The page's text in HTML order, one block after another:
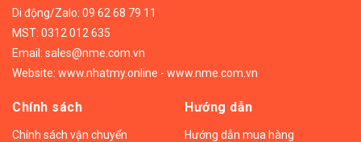
Di động/Zalo: 09 62 68 79 11
MST: 0312 012 635
Email: sales@nme.com.vn
Website: www.nhatmy.online - www.nme.com.vn
Chính sách
Chính sách vận chuyển
Hướng dẫn
Hướng dẫn mua hàng